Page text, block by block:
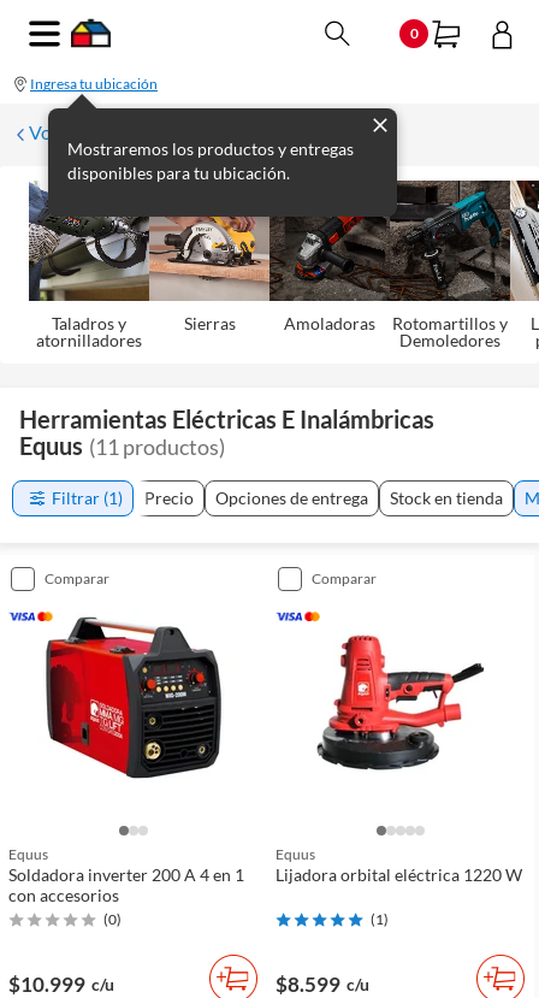
0
Ingresa tu ubicación
Mostraremos los productos y entregas
disponibles para tu ubicación.
Volver
Taladros y
atornilladores
Sierras Amoladoras
Rotomartillos y
Demoledores
Herramientas Eléctricas E Inalámbricas
Equus (11 productos)
Filtrar (1) Precio Opciones de entrega Stock en tienda
comparar
Equus
Soldadora inverter 200 A 4 en 1
con accesorios
(0)
$10.999 c/u
comparar
Equus
Lijadora orbital eléctrica 1220 W
(1)
$8.599 c/u